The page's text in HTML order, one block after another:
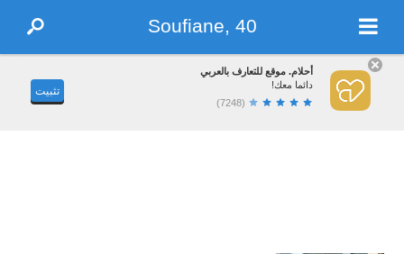
Soufiane, 40
أحلام. موقع للتعارف بالعربي
دائما معك!
(7248)
تثبيت